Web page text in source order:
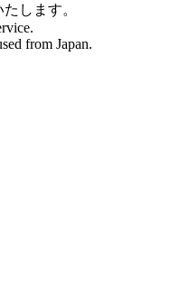
します。
from Japan.